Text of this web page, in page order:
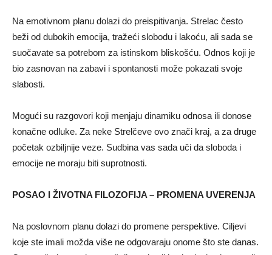
Na emotivnom planu dolazi do preispitivanja. Strelac često
beži od dubokih emocija, tražeći slobodu i lakoću, ali sada se
suočavate sa potrebom za istinskom bliskošću. Odnos koji je
bio zasnovan na zabavi i spontanosti može pokazati svoje
slabosti.
Mogući su razgovori koji menjaju dinamiku odnosa ili donose
konačne odluke. Za neke Strelčeve ovo znači kraj, a za druge
početak ozbiljnije veze. Sudbina vas sada uči da sloboda i
emocije ne moraju biti suprotnosti.
POSAO I ŽIVOTNA FILOZOFIJA – PROMENA UVERENJA
Na poslovnom planu dolazi do promene perspektive. Ciljevi
koje ste imali možda više ne odgovaraju onome što ste danas.